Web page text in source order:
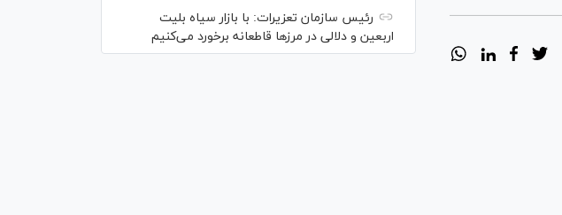
رئیس سازمان تعزیرات: با بازار سیاه بلیت
اربعین و دلالی در مرز‌ها قاطعانه برخورد می‌کنیم